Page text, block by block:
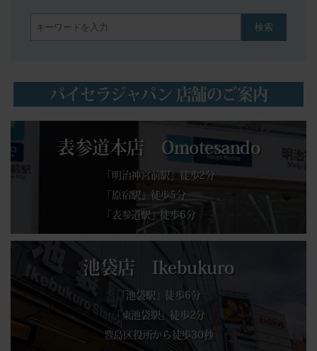
検索
バイセラジャパン 店舗のご案内
表参道本店 Omotesando
「明治神宮前駅」徒歩2分
「原宿駅」徒歩5分
「表参道駅」徒歩6分
池袋店 Ikebukuro
「池袋駅」徒歩6分
「東池袋駅」徒歩2分
豊島区役所から徒歩30秒